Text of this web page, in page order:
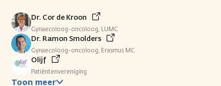
Dr. Cor de Kroon
Gynaecoloog-oncoloog, LUMC
Dr. Ramon Smolders
Gynaecoloog-oncoloog, Erasmus MC
Olijf
Patiëntenvereniging
Toon meer